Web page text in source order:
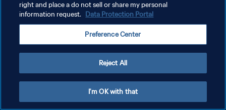
TERMINI DI SERVIZIO
GESTISCI LE TUE PREFERENZE PER I COOKIES
right and place a do not sell or share my personal
information request. Data Protection Portal
Preference Center
Reject All
I'm OK with that